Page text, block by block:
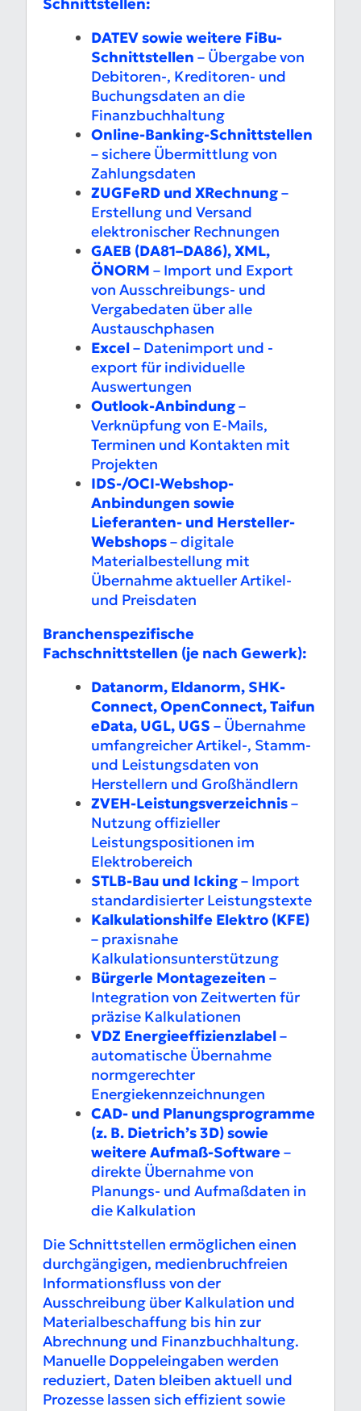
Schnittstellen:
DATEV sowie weitere FiBu-
Schnittstellen – Übergabe von
Debitoren-, Kreditoren- und
Buchungsdaten an die
Finanzbuchhaltung
Online-Banking-Schnittstellen
– sichere Übermittlung von
Zahlungsdaten
ZUGFeRD und XRechnung–
Erstellung und Versand
elektronischer Rechnungen
GAEB (DA81–DA86), XML,
ÖNORM – Import und Export
von Ausschreibungs- und
Vergabedaten über alle
Austauschphasen
Excel– Datenimport und -
export für individuelle
Auswertungen
Outlook-Anbindung–
Verknüpfung von E-Mails,
Terminen und Kontakten mit
Projekten
IDS-/OCI-Webshop-
Anbindungen sowie
Lieferanten- und Hersteller-
Webshops– digitale
Materialbestellung mit
Übernahme aktueller Artikel-
und Preisdaten
Branchenspezifische
Fachschnittstellen (je nach Gewerk):
Datanorm, Eldanorm, SHK-
Connect, OpenConnect, Taifun
eData, UGL, UGS – Übernahme
umfangreicher Artikel-, Stamm-
und Leistungsdaten von
Herstellern und Großhändlern
ZVEH-Leistungsverzeichnis–
Nutzung offizieller
Leistungspositionen im
Elektrobereich
STLB-Bau und Icking– Import
standardisierter Leistungstexte
Kalkulationshilfe Elektro (KFE)
– praxisnahe
Kalkulationsunterstützung
Bürgerle Montagezeiten –
Integration von Zeitwerten für
präzise Kalkulationen
VDZ Energieeffizienzlabel–
automatische Übernahme
normgerechter
Energiekennzeichnungen
CAD- und Planungsprogramme
(z. B. Dietrich’s 3D) sowie
weitere Aufmaß-Software–
direkte Übernahme von
Planungs- und Aufmaßdaten in
die Kalkulation
Die Schnittstellen ermöglichen einen
durchgängigen, medienbruchfreien
Informationsfluss von der
Ausschreibung über Kalkulation und
Materialbeschaffung bis hin zur
Abrechnung und Finanzbuchhaltung.
Manuelle Doppeleingaben werden
reduziert, Daten bleiben aktuell und
Prozesse lassen sich effizient sowie